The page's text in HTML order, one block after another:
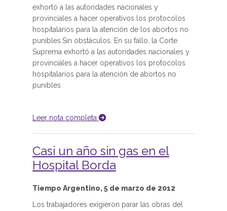
exhortó a las autoridades nacionales y
provinciales a hacer operativos los protocolos
hospitalarios para la atención de los abortos no
punibles.Sin obstáculos. En su fallo, la Corte
Suprema exhortó a las autoridades nacionales y
provinciales a hacer operativos los protocolos
hospitalarios para la atención de abortos no
punibles
Leer nota completa
Casi un año sin gas en el
Hospital Borda
Tiempo Argentino, 5 de marzo de 2012
Los trabajadores exigieron parar las obras del